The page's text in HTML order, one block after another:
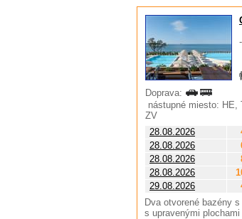
-
Doprava:
nástupné miesto:
ZV
28.08.2026
28.08.2026
28.08.2026
28.08.2026
29.08.2026
Dva otvorené bazény
s upravenými plochami